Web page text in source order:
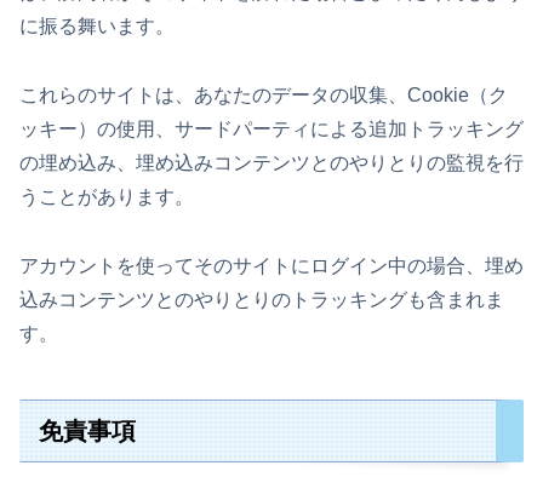
に振る舞います。
これらのサイトは、あなたのデータの収集、Cookie（ク
ッキー）の使用、サードパーティによる追加トラッキング
の埋め込み、埋め込みコンテンツとのやりとりの監視を行
うことがあります。
アカウントを使ってそのサイトにログイン中の場合、埋め
込みコンテンツとのやりとりのトラッキングも含まれま
す。
免責事項